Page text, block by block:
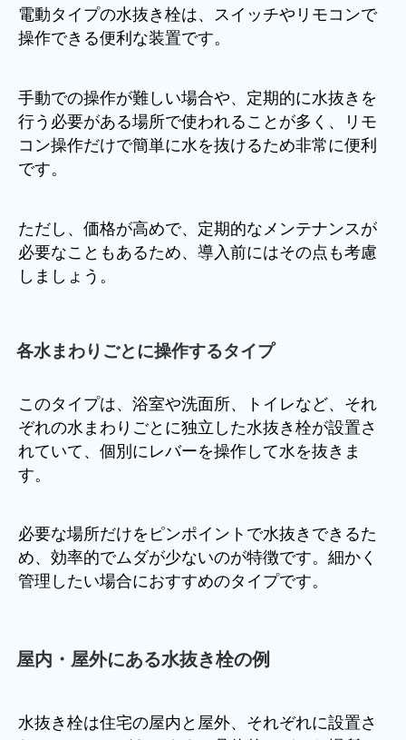
電動タイプの水抜き栓は、スイッチやリモコンで
操作できる便利な装置です。
手動での操作が難しい場合や、定期的に水抜きを
行う必要がある場所で使われることが多く、リモ
コン操作だけで簡単に水を抜けるため非常に便利
です。
ただし、価格が高めで、定期的なメンテナンスが
必要なこともあるため、導入前にはその点も考慮
しましょう。
各水まわりごとに操作するタイプ
このタイプは、浴室や洗面所、トイレなど、それ
ぞれの水まわりごとに独立した水抜き栓が設置さ
れていて、個別にレバーを操作して水を抜きま
す。
必要な場所だけをピンポイントで水抜きできるた
め、効率的でムダが少ないのが特徴です。細かく
管理したい場合におすすめのタイプです。
屋内・屋外にある水抜き栓の例
水抜き栓は住宅の屋内と屋外、それぞれに設置さ